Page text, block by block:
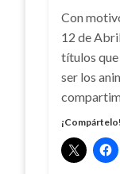
Con
12 de
títulos
ser los
¡Compártelo!